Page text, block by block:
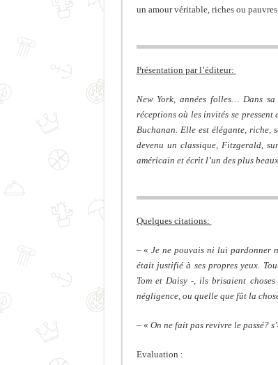
un amour véritable, riches ou
Présentation par l’éditeur:
New York, années folles… Dans sa
réceptions où les invités se
Buchanan. Elle est élégante, riche,
devenu un classique, Fitzgerald,
américain et écrit l’un des plus
Quelques citations:
– «Je ne pouvais ni lui pardonner
était justifié à ses propres yeux.
Tom et Daisy -, ils brisaient
négligence, ou quelle que fût la
– « On ne fait pas revivre le passé?
Evaluation :